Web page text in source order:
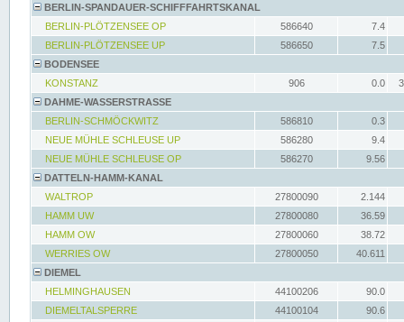
BERLIN-SPANDAUER-SCHIFFFAHRTSKANAL
BERLIN-PLÖTZENSEE OP
586640
7.4
BERLIN-PLÖTZENSEE UP
586650
7.5
BODENSEE
KONSTANZ
906 0.0
DAHME-WASSERSTRASSE
BERLIN-SCHMÖCKWITZ
586810
0.3
NEUE MÜHLE SCHLEUSE UP
586280
9.4
NEUE MÜHLE SCHLEUSE OP
586270
9.56
DATTELN-HAMM-KANAL
WALTROP
27800090
2.144
HAMM UW
27800080
36.59
HAMM OW
27800060
38.72
WERRIES OW
27800050
40.611
DIEMEL
HELMINGHAUSEN
44100206
90.0
DIEMELTALSPERRE
44100104
90.6